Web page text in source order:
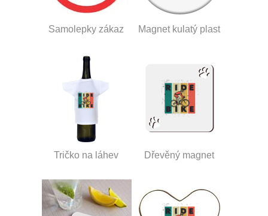
Samolepky zákaz Magnet kulatý plast
Tričko na láhev Dřevěný magnet